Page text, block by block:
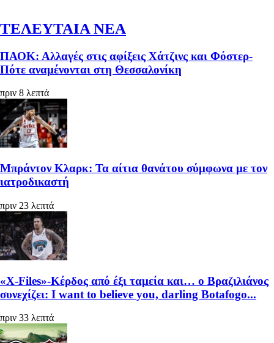
ΤΕΛΕΥΤΑΙΑ ΝΕΑ
ΠΑΟΚ: Αλλαγές στις αφίξεις Χάτζινς και Φόστερ-
Πότε αναμένονται στη Θεσσαλονίκη
πριν 8 λεπτά
Μπράντον Κλαρκ: Τα αίτια θανάτου σύμφωνα με τον
ιατροδικαστή
πριν 23 λεπτά
«X-Files»-Κέρδος από έξι ταμεία και… ο Βραζιλιάνος
συνεχίζει: I want to believe you, darling Botafogo...
πριν 33 λεπτά